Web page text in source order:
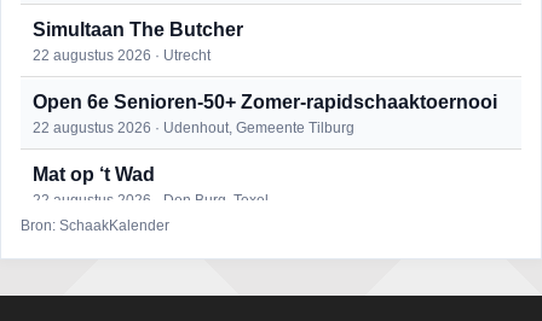
Simultaan The Butcher
22 augustus 2026 · Utrecht
Open 6e Senioren-50+ Zomer-rapidschaaktoernooi
22 augustus 2026 · Udenhout, Gemeente Tilburg
Mat op ‘t Wad
22 augustus 2026 · Den Burg, Texel
Bron: SchaakKalender